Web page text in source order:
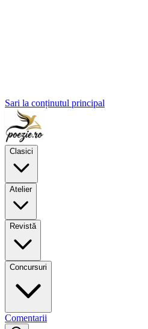
Sari la conținutul principal
Clasici
Atelier
Revistă
Concursuri
Comentarii